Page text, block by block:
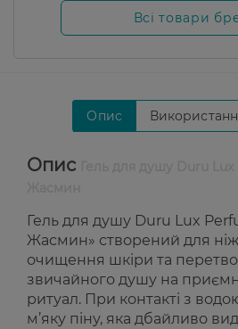
Всі товари
Опис
Опис
Гель для душу Duru Lux
Жасмин» створений для
очищення шкіри та
звичайного душу на
ритуал. При контакті з
м’яку піну, яка дбайливо